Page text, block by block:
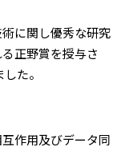
に関し優秀な研究
正野賞を授与さ
た。
作用及びデータ同